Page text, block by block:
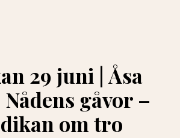
29 juni | Åsa
gåvor –
om tro